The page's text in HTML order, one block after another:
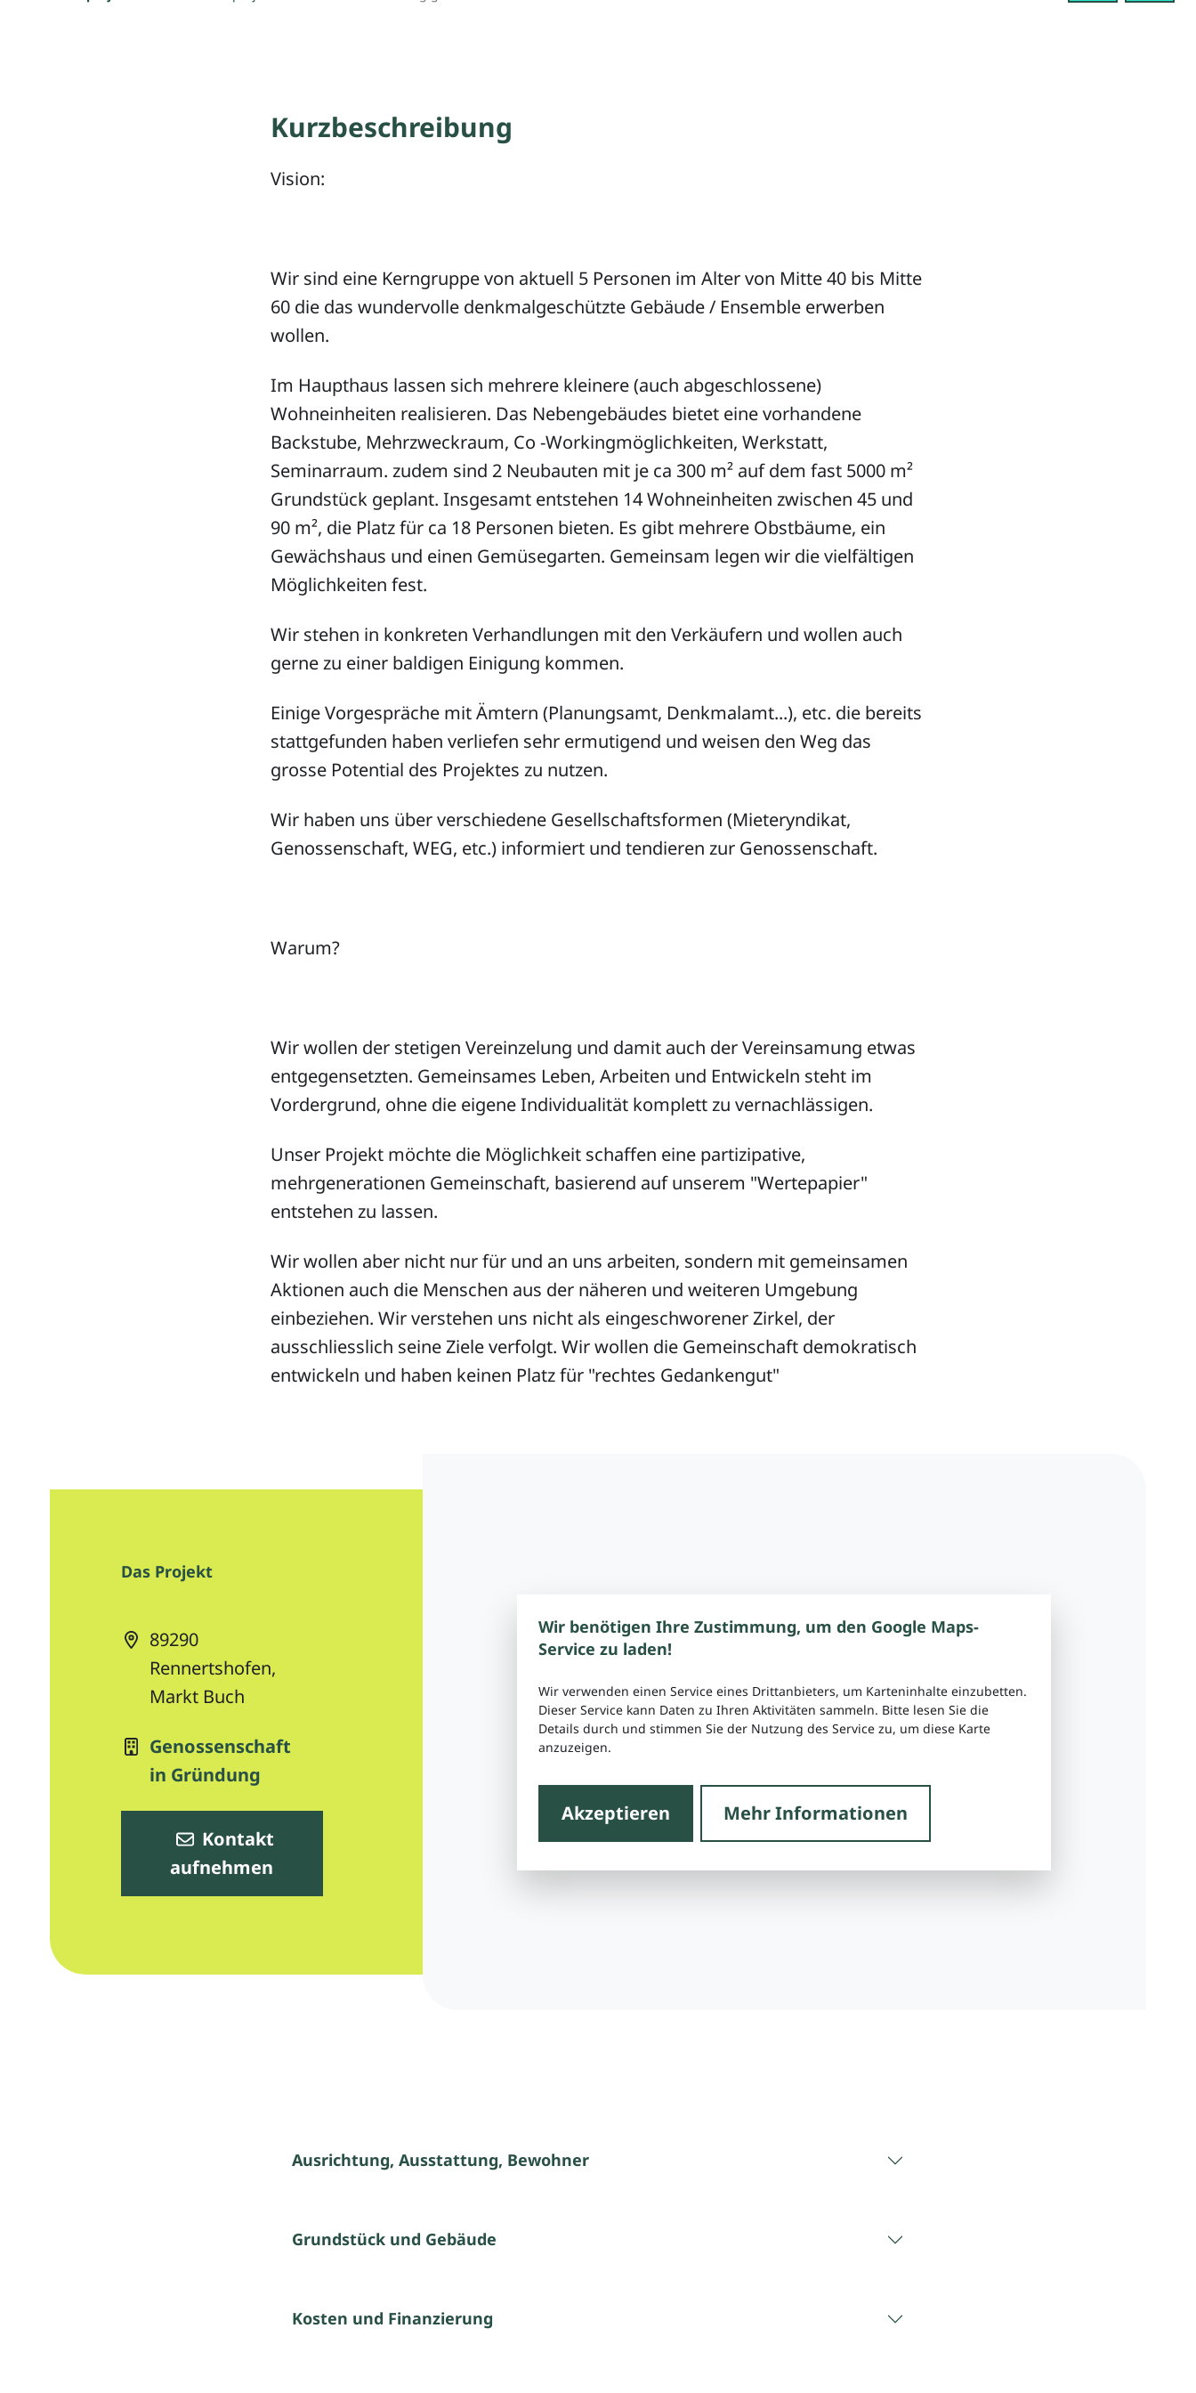
Kurzbeschreibung
Vision:
Wir sind eine Kerngruppe von aktuell 5 Personen im Alter von Mitte 40 bis Mitte
60 die das wundervolle denkmalgeschützte Gebäude / Ensemble erwerben
wollen.
Im Haupthaus lassen sich mehrere kleinere (auch abgeschlossene)
Wohneinheiten realisieren. Das Nebengebäudes bietet eine vorhandene
Backstube, Mehrzweckraum, Co -Workingmöglichkeiten, Werkstatt,
Seminarraum. zudem sind 2 Neubauten mit je ca 300 m² auf dem fast 5000 m²
Grundstück geplant. Insgesamt entstehen 14 Wohneinheiten zwischen 45 und
90 m², die Platz für ca 18 Personen bieten. Es gibt mehrere Obstbäume, ein
Gewächshaus und einen Gemüsegarten. Gemeinsam legen wir die vielfältigen
Möglichkeiten fest.
Wir stehen in konkreten Verhandlungen mit den Verkäufern und wollen auch
gerne zu einer baldigen Einigung kommen.
Einige Vorgespräche mit Ämtern (Planungsamt, Denkmalamt...), etc. die bereits
stattgefunden haben verliefen sehr ermutigend und weisen den Weg das
grosse Potential des Projektes zu nutzen.
Wir haben uns über verschiedene Gesellschaftsformen (Mieteryndikat,
Genossenschaft, WEG, etc.) informiert und tendieren zur Genossenschaft.
Warum?
Wir wollen der stetigen Vereinzelung und damit auch der Vereinsamung etwas
entgegensetzten. Gemeinsames Leben, Arbeiten und Entwickeln steht im
Vordergrund, ohne die eigene Individualität komplett zu vernachlässigen.
Unser Projekt möchte die Möglichkeit schaffen eine partizipative,
mehrgenerationen Gemeinschaft, basierend auf unserem "Wertepapier"
entstehen zu lassen.
Wir wollen aber nicht nur für und an uns arbeiten, sondern mit gemeinsamen
Aktionen auch die Menschen aus der näheren und weiteren Umgebung
einbeziehen. Wir verstehen uns nicht als eingeschworener Zirkel, der
ausschliesslich seine Ziele verfolgt. Wir wollen die Gemeinschaft demokratisch
entwickeln und haben keinen Platz für "rechtes Gedankengut"
Das Projekt
89290
Rennertshofen,
Markt Buch
Genossenschaft
in Gründung
Kontakt
aufnehmen
Wir benötigen Ihre Zustimmung, um den Google Maps-
Service zu laden!
Wir verwenden einen Service eines Drittanbieters, um Karteninhalte einzubetten.
Dieser Service kann Daten zu Ihren Aktivitäten sammeln. Bitte lesen Sie die
Details durch und stimmen Sie der Nutzung des Service zu, um diese Karte
anzuzeigen.
Akzeptieren Mehr Informationen
Ausrichtung, Ausstattung, Bewohner
Grundstück und Gebäude
Kosten und Finanzierung